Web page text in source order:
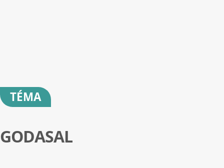
TÉMA
GODASAL